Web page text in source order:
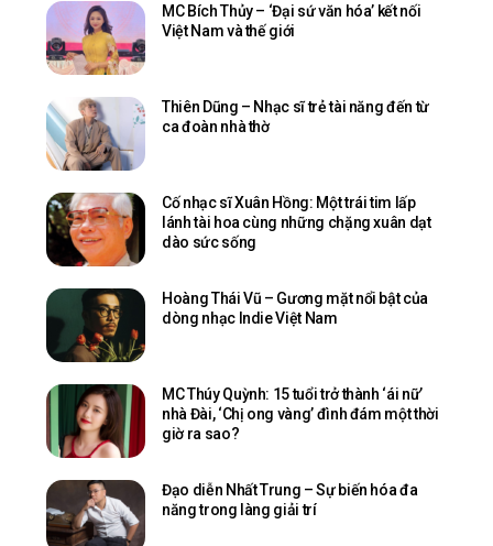
MC Bích Thủy – ‘Đại sứ văn hóa’ kết nối
Việt Nam và thế giới
Thiên Dũng – Nhạc sĩ trẻ tài năng đến từ
ca đoàn nhà thờ
Cố nhạc sĩ Xuân Hồng: Một trái tim lấp
lánh tài hoa cùng những chặng xuân dạt
dào sức sống
Hoàng Thái Vũ – Gương mặt nổi bật của
dòng nhạc Indie Việt Nam
MC Thúy Quỳnh: 15 tuổi trở thành ‘ái nữ’
nhà Đài, ‘Chị ong vàng’ đình đám một thời
giờ ra sao?
Đạo diễn Nhất Trung – Sự biến hóa đa
năng trong làng giải trí